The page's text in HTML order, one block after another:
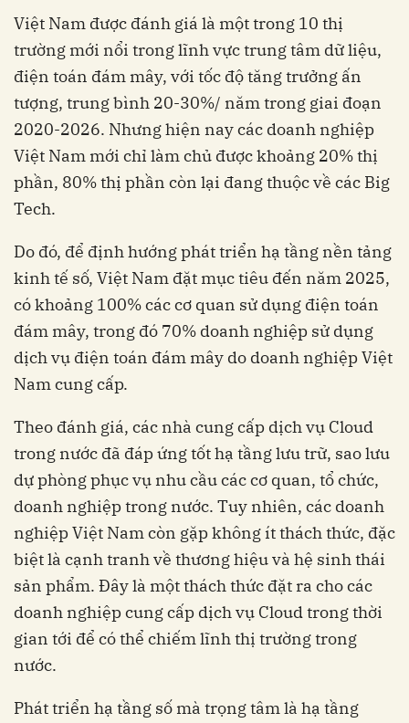
Việt Nam được đánh giá là một trong 10 thị
trường mới nổi trong lĩnh vực trung tâm dữ liệu,
điện toán đám mây, với tốc độ tăng trưởng ấn
tượng, trung bình 20-30%/ năm trong giai đoạn
2020-2026. Nhưng hiện nay các doanh nghiệp
Việt Nam mới chỉ làm chủ được khoảng 20% thị
phần, 80% thị phần còn lại đang thuộc về các Big
Tech.
Do đó, để định hướng phát triển hạ tầng nền tảng
kinh tế số, Việt Nam đặt mục tiêu đến năm 2025,
có khoảng 100% các cơ quan sử dụng điện toán
đám mây, trong đó 70% doanh nghiệp sử dụng
dịch vụ điện toán đám mây do doanh nghiệp Việt
Nam cung cấp.
Theo đánh giá, các nhà cung cấp dịch vụ Cloud
trong nước đã đáp ứng tốt hạ tầng lưu trữ, sao lưu
dự phòng phục vụ nhu cầu các cơ quan, tổ chức,
doanh nghiệp trong nước. Tuy nhiên, các doanh
nghiệp Việt Nam còn gặp không ít thách thức, đặc
biệt là cạnh tranh về thương hiệu và hệ sinh thái
sản phẩm. Đây là một thách thức đặt ra cho các
doanh nghiệp cung cấp dịch vụ Cloud trong thời
gian tới để có thể chiếm lĩnh thị trường trong
nước.
Phát triển hạ tầng số mà trọng tâm là hạ tầng